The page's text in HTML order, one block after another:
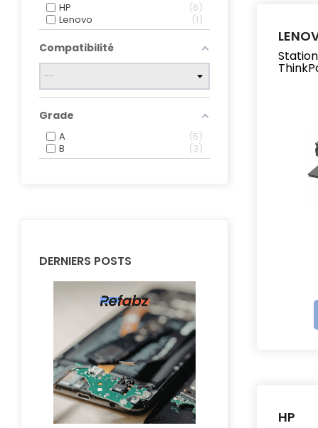
HP
6
Lenovo
1
Compatibilité
Grade
A
5
B
3
DERNIERS POSTS
HP